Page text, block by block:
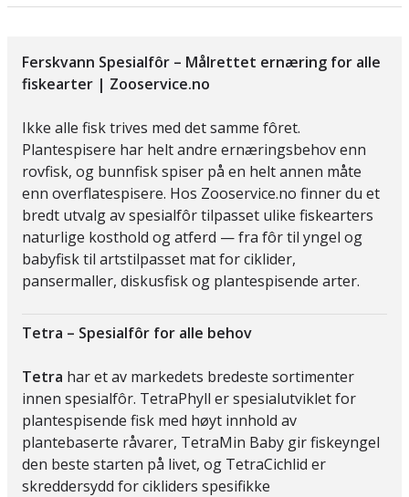
Ferskvann Spesialfôr – Målrettet ernæring for alle
fiskearter | Zooservice.no
Ikke alle fisk trives med det samme fôret.
Plantespisere har helt andre ernæringsbehov enn
rovfisk, og bunnfisk spiser på en helt annen måte
enn overflatespisere. Hos Zooservice.no finner du et
bredt utvalg av spesialfôr tilpasset ulike fiskearters
naturlige kosthold og atferd — fra fôr til yngel og
babyfisk til artstilpasset mat for ciklider,
pansermaller, diskusfisk og plantespisende arter.
Tetra – Spesialfôr for alle behov
Tetra har et av markedets bredeste sortimenter
innen spesialfôr. TetraPhyll er spesialutviklet for
plantespisende fisk med høyt innhold av
plantebaserte råvarer, TetraMin Baby gir fiskeyngel
den beste starten på livet, og TetraCichlid er
skreddersydd for cikliders spesifikke